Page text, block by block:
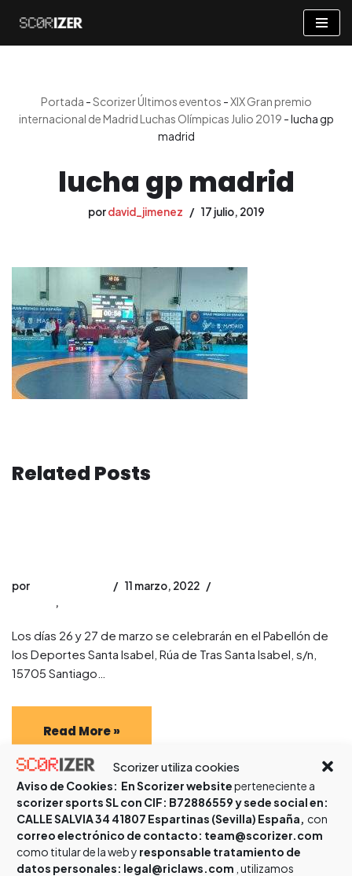
Scorizer utiliza cookies
Aviso de Cookies: En Scorizer websiteperteneciente a
scorizer sports SL con CIF: B72886559 y sede social en:
CALLE SALVIA 34 41807 Espartinas (Sevilla) España, con
correo electrónico de contacto: team@scorizer.com
como titular de la web y responsable tratamiento de
datos personales: legal@riclaws.com , utilizamos
Saltar
Portada -Scorizer Últimos eventos -XIX Gran premio
internacional de Madrid Luchas Olímpicas Julio 2019 -lucha gp
madrid
lucha gp madrid
pordavid_jimenez 17 julio, 2019
Related Posts
por
11 marzo, 2022
,
Los días 26 y 27 de marzo se celebrarán en el Pabellón de
los Deportes Santa Isabel, Rúa de Tras Santa Isabel, s/n,
15705 Santiago…
Read More »
Cto. de España Luchas olímpicas U20 – Sambo y Combat
sambo 2022
david_jimenez
3 marzo, 2022
Noticias
Combat sambo Sambo